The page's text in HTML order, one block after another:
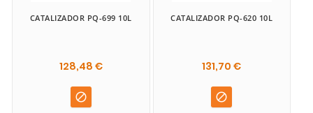
CATALIZADOR PQ-699 10L
128,48 €

CATALIZADOR PQ-620 10L
131,70 €
